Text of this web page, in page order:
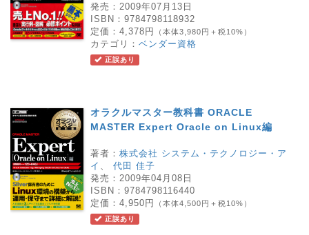
発売： 2009年07月13日
ISBN： 9784798118932
定価： 4,378円 （本体3,980円＋税10%）
カテゴリ： ベンダー資格
正誤あり
オラクルマスター教科書 ORACLE
MASTER Expert Oracle on Linux編
著者： 株式会社 システム・テクノロジー・ア
イ
代田 佳子
発売： 2009年04月08日
ISBN： 9784798116440
定価： 4,950円 （本体4,500円＋税10%）
正誤あり